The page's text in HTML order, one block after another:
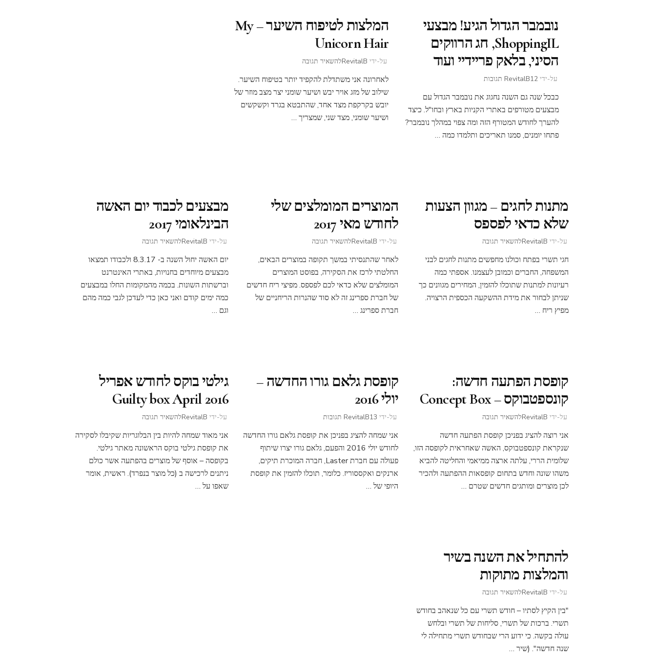
נובמבר הגדול הגיע! מבצעי
ShoppingIL, חג הרווקים
הסיני, בלאק פריידיי ועוד
על-ידי RevitalB12 תגובות
הגדול
הגיע!
מבצעי
חג
כבכל שנה גם השנה נחגוג את נובמבר הגדול עם
מבצעים מטורפים באתרי הקניות בארץ ובחו"ל. כיצד
להערך לחודש המטורף הזה ומה צפוי במהלך נובמבר?
פתחו יומנים, סמנו תאריכים ותלמדו כמה …
המלצות לטיפוח השיער – My
Unicorn Hair
על-ידי RevitalBלהשאיר תגובהבנושא
לטיפוח
השיער
–
Unicorn
לאחרונה אני משתדלת להקפיד יותר בטיפוח השיער.
שילוב של מזג אויר יבש ושיער שומני יצר מצב מוזר של
יובש בקרקפת מצד אחד, שהתבטא בגרד וקשקשים
ושיער שומני, מצד שני, שמצריך …
מתנות לחגים – מגוון הצעות
שלא כדאי לפספס
על-ידי RevitalBלהשאיר תגובהבנושא
לחגים
–
מגוון
הצעות
שלא
חגי תשרי בפתח וכולנו מחפשים מתנות לחגים לבני
המשפחה, החברים וכמובן לעצמנו. אספתי כמה
רעיונות למתנות שתוכלו להזמין, המחירים מגוונים כך
שניתן לבחור את מידת ההשקעה הכספית הרצויה.
מפיץ ריח …
המוצרים המומלצים שלי
לחודש מאי 2017
על-ידי RevitalBלהשאיר תגובהבנושא
המומלצים
שלי
לחודש
2017
לאחר שהתנסיתי במשך תקופה במוצרים הבאים,
החלטתי לרכז את הסקירה, בפוסט המוצרים
המומלצים שלא כדאי לכם לפספס. מפיצי ריח חדשים
של חברת ספרינג זה לא סוד שהנרות הריחניים של
חברת ספרינג …
מבצעים לכבוד יום האשה
הבינלאומי 2017
על-ידי RevitalBלהשאיר תגובהבנושא
לכבוד
יום
האשה
הבינלאומי
2017
יום האשה יחול השנה ב- 8.3.17 ולכבודו תמצאו
מבצעים מיוחדים בחנויות, באתרי האינטרנט
וברשתות השונות. בכמה מהמקומות החלו במבצעים
כמה ימים קודם ואני כאן כדי לעדכן לגבי כמה מהם
וגם …
קופסת הפתעה חדשה:
קונספטבוקס – Concept Box
על-ידי RevitalBלהשאיר תגובהבנושא
הפתעה
חדשה:
קונספטבוקס
Concept
Box
אני רוצה להציג בפניכן קופסת הפתעה חדשה
שנקראת קונספטבוקס, האשה שאחראית לקופסה הזו,
שלומית הררי, עלתה ארצה ממיאמי והחליטה להביא
משהו שונה וחדש בתחום קופסאות ההפתעה ולהכיר
לכן מוצרים ומותגים חדשים שטרם …
קופסת גלאם גורו החדשה –
יולי 2016
על-ידי RevitalB13 תגובות
על
גלאם
גורו
החדשה
יולי
אני שמחה להציג בפניכן את קופסת גלאם גורו החדשה
לחודש יולי 2016 והפעם, גלאם גורו יצרו שיתוף
פעולה עם חברת Laster, חברה המוכרת תיקים,
ארנקים ואקססוריז. כלומר, תוכלו להזמין את קופסת
היופי של …
גילטי בוקס לחודש אפריל
2016 Guilty box April
על-ידי RevitalBלהשאיר תגובהבנושא
בוקס
לחודש
אפריל
Guilty
אני מאוד שמחה להיות בין הבלוגריות שקיבלו לסקירה
את קופסת גילטי בוקס הראשונה מאתר גילטי.
בקופסה – אוסף של מוצרים בהפתעה אשר כולם
ניתנים לרכישה ב (כל מוצר בנפרד). ראשית, אומר
שאפו על …
להתחיל את השנה בשיר
והמלצות מתוקות
על-ידי RevitalBלהשאיר תגובהבנושא
את
השנה
בשיר
"בין הקיץ לסתיו – חודש תשרי עם כל שנאהב בחודש
תשרי. ברכות של תשרי, סליחות של תשרי ובלחש
עולה בקשה. כי ידוע הרי שבחודש תשרי מתחילה לי
שנה חדשה". (שיר …